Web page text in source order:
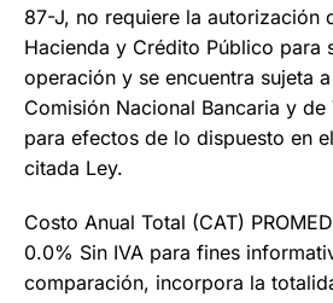
87-J, no requiere la autorización
Hacienda y Crédito Público para
operación y se encuentra sujeta
Comisión Nacional Bancaria y de
para efectos de lo dispuesto en
citada Ley.
Costo Anual Total (CAT)
0.0% Sin IVA para fines
comparación, incorpora la